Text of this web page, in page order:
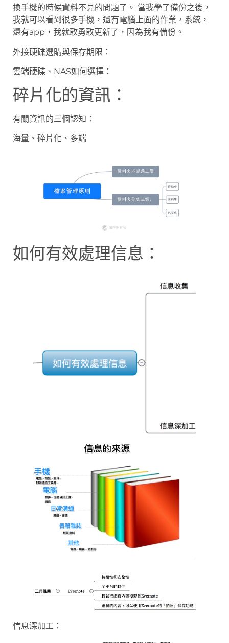
換手機的時候資料不見的問題了。 當我學了備份之後，
我就可以看到很多手機，還有電腦上面的作業，系統，
還有app，我就敢勇敢更新了，因為我有備份。
外接硬碟選購與保存期限：
雲端硬碟、NAS如何選擇：
碎片化的資訊：
有關資訊的三個認知：
海量、碎片化、多端
如何有效處理信息：
信息深加工：